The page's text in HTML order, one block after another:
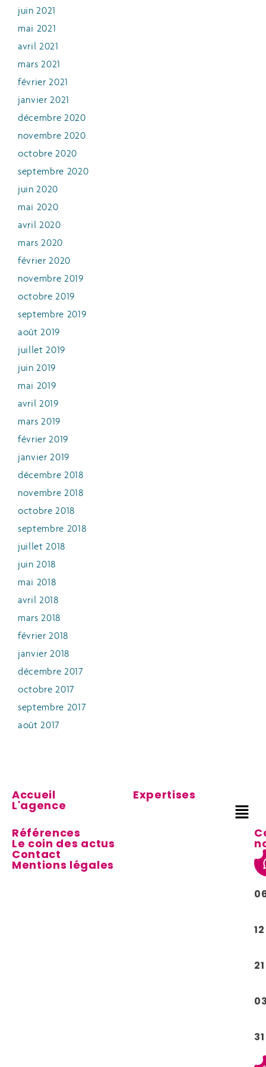
juin 2021
mai 2021
avril 2021
mars 2021
février 2021
janvier 2021
décembre 2020
novembre 2020
octobre 2020
septembre 2020
juin 2020
mai 2020
avril 2020
mars 2020
février 2020
novembre 2019
octobre 2019
septembre 2019
août 2019
juillet 2019
juin 2019
mai 2019
avril 2019
mars 2019
février 2019
janvier 2019
décembre 2018
novembre 2018
octobre 2018
septembre 2018
juillet 2018
juin 2018
mai 2018
avril 2018
mars 2018
février 2018
janvier 2018
décembre 2017
octobre 2017
septembre 2017
août 2017
Accueil
L'agence
Expertises
Références
Le coin des actus
Contact
Mentions légales
12
21
31